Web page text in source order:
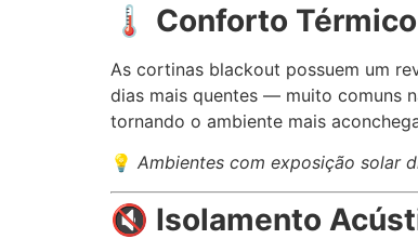
🌡️ Conforto
As cortinas blackout possuem um
dias mais quentes — muito comuns
tornando o ambiente mais
💡 Ambientes com exposição solar
🔇 Isolamento